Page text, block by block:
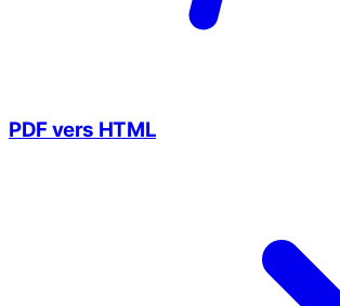
PDF vers HTML